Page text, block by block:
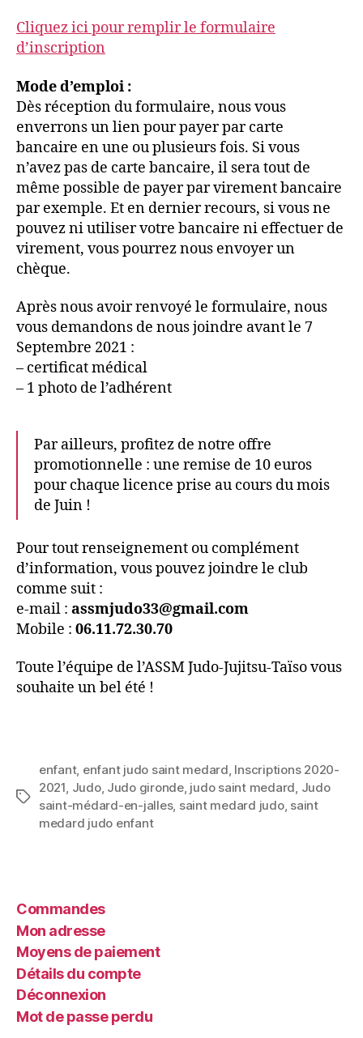
Cliquez ici pour remplir le formulaire
d’inscription
Mode d’emploi :
Dès réception du formulaire, nous vous
enverrons un lien pour payer par carte
bancaire en une ou plusieurs fois. Si vous
n’avez pas de carte bancaire, il sera tout de
même possible de payer par virement bancaire
par exemple. Et en dernier recours, si vous ne
pouvez ni utiliser votre bancaire ni effectuer de
virement, vous pourrez nous envoyer un
chèque.
Après nous avoir renvoyé le formulaire, nous
vous demandons de nous joindre avant le 7
Septembre 2021 :
– certificat médical
– 1 photo de l’adhérent
Par ailleurs, profitez de notre offre
promotionnelle : une remise de 10 euros
pour chaque licence prise au cours du mois
de Juin !
Pour tout renseignement ou complément
d’information, vous pouvez joindre le club
comme suit :
e-mail : assmjudo33@gmail.com
Mobile : 06.11.72.30.70
Toute l’équipe de l’ASSM Judo-Jujitsu-Taïso vous
souhaite un bel été !
enfant, enfant judo saint medard, Inscriptions 2020-
2021, Judo, Judo gironde, judo saint medard, Judo
saint-médard-en-jalles, saint medard judo, saint
medard judo enfant
Commandes
Mon adresse
Moyens de paiement
Détails du compte
Déconnexion
Mot de passe perdu